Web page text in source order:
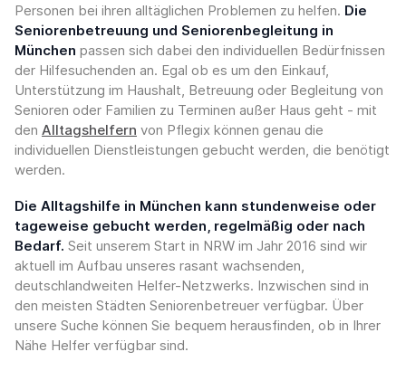
Personen bei ihren alltäglichen Problemen zu helfen. Die
Seniorenbetreuung und Seniorenbegleitung in
München passen sich dabei den individuellen Bedürfnissen
der Hilfesuchenden an. Egal ob es um den Einkauf,
Unterstützung im Haushalt, Betreuung oder Begleitung von
Senioren oder Familien zu Terminen außer Haus geht - mit
den Alltagshelfern von Pflegix können genau die
individuellen Dienstleistungen gebucht werden, die benötigt
werden.
Die Alltagshilfe in München kann stundenweise oder
tageweise gebucht werden, regelmäßig oder nach
Bedarf. Seit unserem Start in NRW im Jahr 2016 sind wir
aktuell im Aufbau unseres rasant wachsenden,
deutschlandweiten Helfer-Netzwerks. Inzwischen sind in
den meisten Städten Seniorenbetreuer verfügbar. Über
unsere Suche können Sie bequem herausfinden, ob in Ihrer
Nähe Helfer verfügbar sind.